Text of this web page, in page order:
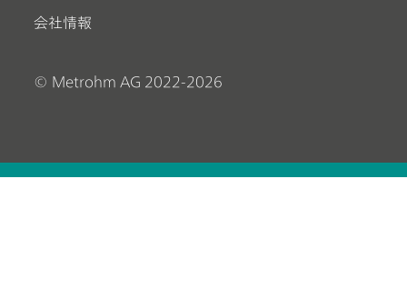
会社情報
© Metrohm AG 2022-2026